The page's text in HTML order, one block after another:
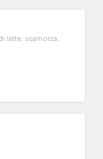
latte, scamorza,